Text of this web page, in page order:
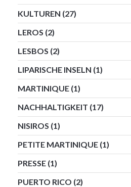
KULTUREN (27)
LEROS (2)
LESBOS (2)
LIPARISCHE INSELN (1)
MARTINIQUE (1)
NACHHALTIGKEIT (17)
NISIROS (1)
PETITE MARTINIQUE (1)
PRESSE (1)
PUERTO RICO (2)